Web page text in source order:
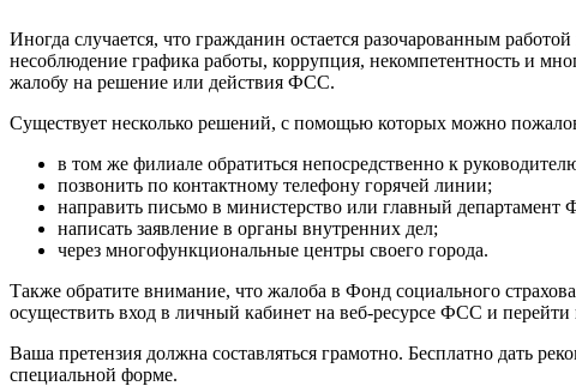
Иногда случается, что гражданин остается разочарованным
несоблюдение графика работы, коррупция, некомпетентность и
жалобу на решение или действия ФСС.
Существует несколько решений, с помощью которых можно
в том же филиале обратиться непосредственно к
позвонить по контактному телефону горячей линии;
направить письмо в министерство или главный департамент
написать заявление в органы внутренних дел;
через многофункциональные центры своего города.
Также обратите внимание, что жалоба в Фонд социального
осуществить вход в личный кабинет на веб-ресурсе ФСС и перейти
Ваша претензия должна составляться грамотно. Бесплатно дать
специальной форме.